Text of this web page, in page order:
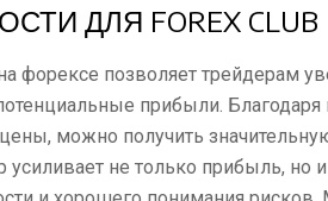
ДЛЯ FOREX CLUB
форексе позволяет трейдерам
прибыли. Благодаря
можно получить
усиливает не только прибыль, но